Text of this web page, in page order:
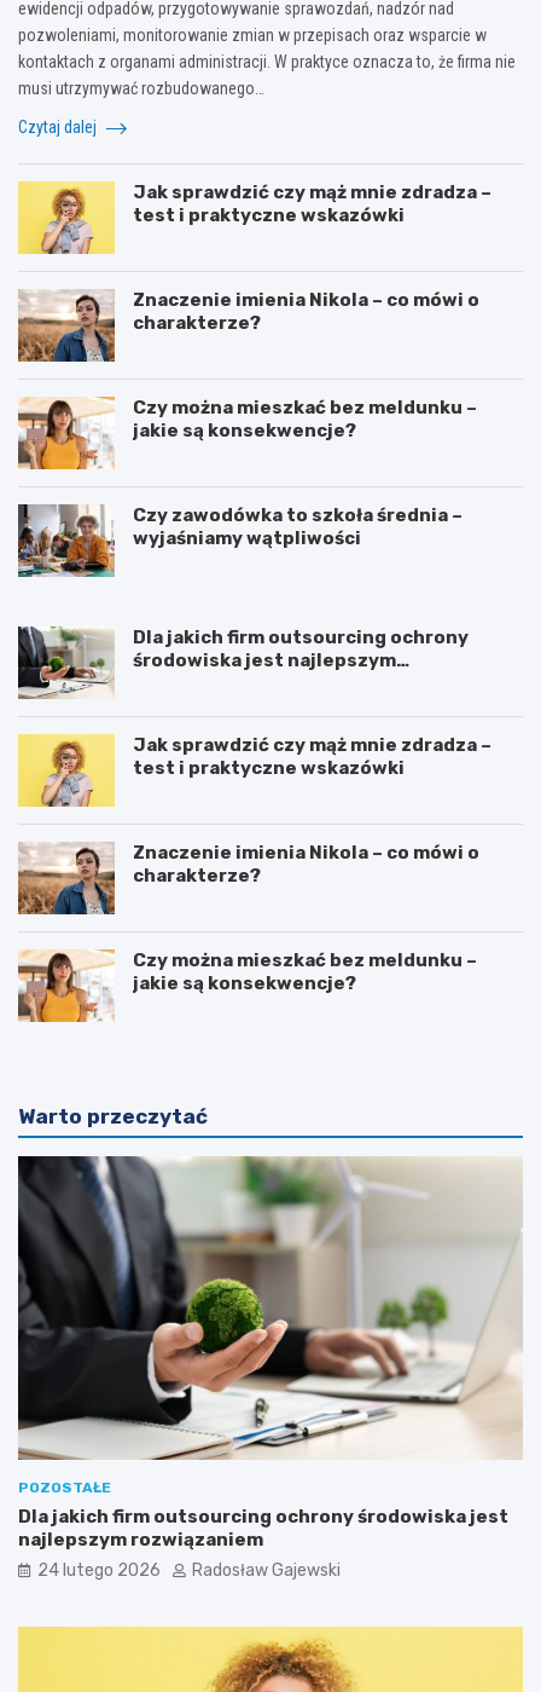
k
u
–
j
k
e
o
n
s
e
k
w
e
n
c
j
?
w
r
o
w
r
e
o
s
t
y
p
o
r
a
d
n
k
d
l
o
c
z
ą
ą
c
y
c
h
c
o
r
o
i
k
p
o
k
r
o
k
u
?
ewidencji odpadów, przygotowywanie sprawozdań, nadzór nad
pozwoleniami, monitorowanie zmian w przepisach oraz wsparcie w
kontaktach z organami administracji. W praktyce oznacza to, że firma nie
musi utrzymywać rozbudowanego…
Czytaj dalej
Jak sprawdzić czy mąż mnie zdradza –
test i praktyczne wskazówki
Znaczenie imienia Nikola – co mówi o
charakterze?
Czy można mieszkać bez meldunku –
jakie są konsekwencje?
Czy zawodówka to szkoła średnia –
wyjaśniamy wątpliwości
Dla jakich firm outsourcing ochrony
środowiska jest najlepszym
Jak sprawdzić czy mąż mnie zdradza –
test i praktyczne wskazówki
Znaczenie imienia Nikola – co mówi o
charakterze?
Czy można mieszkać bez meldunku –
jakie są konsekwencje?
Warto przeczytać
POZOSTAŁE
Dla jakich firm outsourcing ochrony środowiska jest
najlepszym rozwiązaniem
24 lutego 2026 Radosław Gajewski